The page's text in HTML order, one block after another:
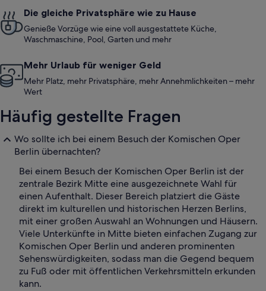
Die gleiche Privatsphäre wie zu Hause
Genieße Vorzüge wie eine voll ausgestattete Küche,
Waschmaschine, Pool, Garten und mehr
Mehr Urlaub für weniger Geld
Mehr Platz, mehr Privatsphäre, mehr Annehmlichkeiten – mehr
Wert
Häufig gestellte Fragen
Wo sollte ich bei einem Besuch der Komischen Oper
Berlin übernachten?
Bei einem Besuch der Komischen Oper Berlin ist der
zentrale Bezirk Mitte eine ausgezeichnete Wahl für
einen Aufenthalt. Dieser Bereich platziert die Gäste
direkt im kulturellen und historischen Herzen Berlins,
mit einer großen Auswahl an Wohnungen und Häusern.
Viele Unterkünfte in Mitte bieten einfachen Zugang zur
Komischen Oper Berlin und anderen prominenten
Sehenswürdigkeiten, sodass man die Gegend bequem
zu Fuß oder mit öffentlichen Verkehrsmitteln erkunden
kann.